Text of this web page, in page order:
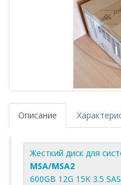
Описание
Жесткий диск для
MSA/MSA2
600GB 12G 15K 3.5